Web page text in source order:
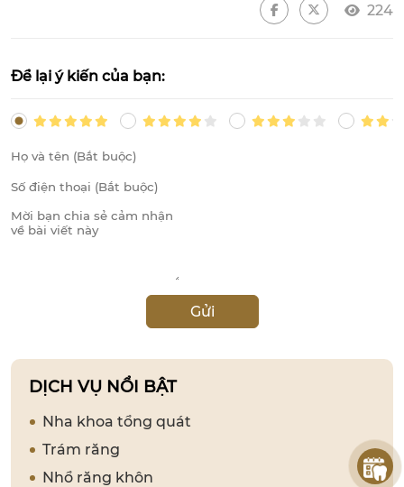
224
Để lại ý kiến của bạn:
Gửi
DỊCH VỤ NỔI BẬT
Nha khoa tổng quát
Trám răng
Nhổ răng khôn